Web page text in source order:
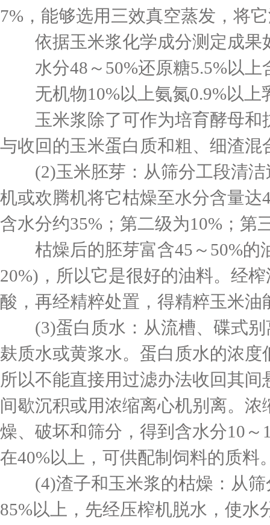
7%，能够选用三效真空蒸发，将
依据玉米浆化学成分测定成果
水分48～50%还原糖5.5%以上
无机物10%以上氨氮0.9%以上
玉米浆除了可作为培育酵母和
与收回的玉米蛋白质和粗、细渣
(2)玉米胚芽：从筛分工段清洁
机或欢腾机将它枯燥至水分含量
含水分约35%；第二级为10%；第
枯燥后的胚芽富含45～50%的
20%)，所以它是很好的油料。经
酸，再经精粹处置，得精粹玉米
(3)蛋白质水：从流槽、碟式别
麸质水或黄浆水。蛋白质水的浓
所以不能直接用过滤办法收回其
间歇沉积或用浓缩离心机别离。
燥、破坏和筛分，得到含水分10
在40%以上，可供配制饲料的质料
(4)渣子和玉米浆的枯燥：从筛
85%以上，先经压榨机脱水，使水